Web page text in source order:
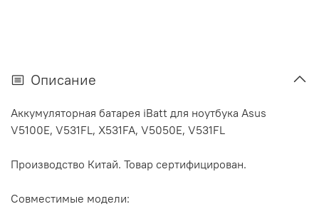
Описание
Аккумуляторная батарея iBatt для ноутбука Asus
V5100E, V531FL, X531FA, V5050E, V531FL
Производство Китай. Товар сертифицирован.
Совместимые модели: